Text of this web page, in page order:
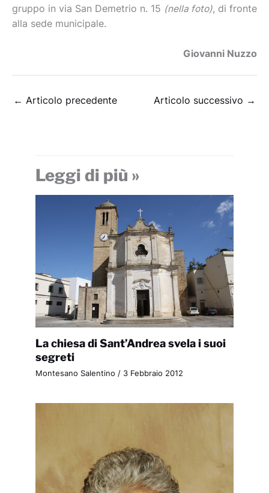
gruppo in via San Demetrio n. 15 (nella foto), di fronte
alla sede municipale.
Giovanni Nuzzo
← Articolo precedente Articolo successivo →
Leggi di più »
La chiesa di Sant’Andrea svela i suoi
segreti
Montesano Salentino / 3 Febbraio 2012